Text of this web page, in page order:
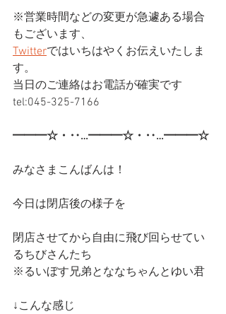
※営業時間などの変更が急遽ある場合
もございます、
Twitterではいちはやくお伝えいたしま
す。
当日のご連絡はお電話が確実です
tel:045-325-7166
━━━☆・‥…━━━☆・‥…━━━☆
みなさまこんばんは！
今日は閉店後の様子を
閉店させてから自由に飛び回らせてい
るちびさんたち
※るいぼす兄弟とななちゃんとゆい君
↓こんな感じ